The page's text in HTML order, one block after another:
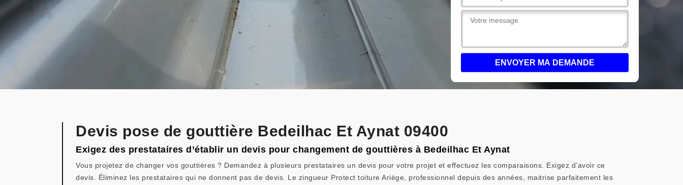
Devis pose de gouttière Bedeilhac Et Aynat 09400
Exigez des prestataires d’établir un devis pour changement de gouttières à Bedeilhac Et Aynat
Vous projetez de changer vos gouttières ? Demandez à plusieurs prestataires un devis pour votre projet et effectuez les comparaisons. Exigez d’avoir ce
devis. Éliminez les prestataires qui ne donnent pas de devis. Le zingueur Protect toiture Ariège, professionnel depuis des années, maitrise parfaitement les